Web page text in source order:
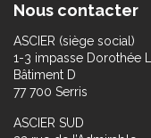
Nous contacter
ASCIER (siège social)
1-3 impasse Dorothée
Bâtiment D
77 700 Serris
ASCIER SUD